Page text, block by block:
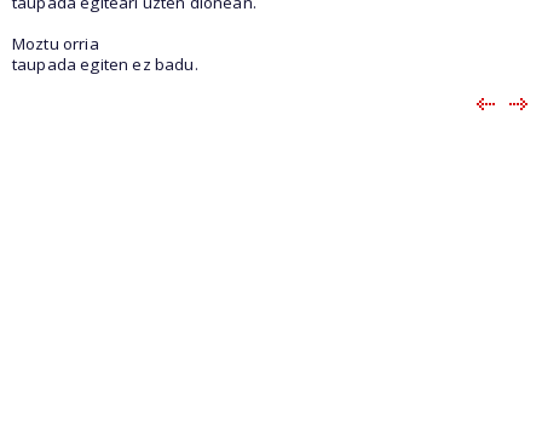
Moztu orria
taupada egiten ez badu.